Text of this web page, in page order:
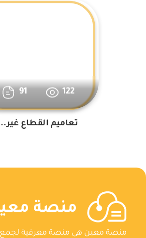
91 122
تعاميم القطاع
منصة
منصة معين هى منصة معرفية لجمع